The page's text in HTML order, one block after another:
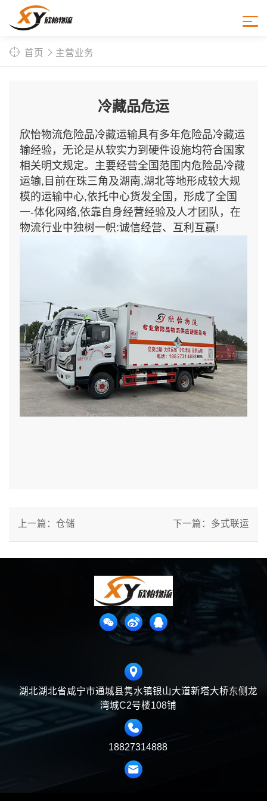
首页 主营业务
冷藏品危运
欣怡物流危险品冷藏运输具有多年危险品冷藏运
输经验，无论是从软实力到硬件设施均符合国家
相关明文规定。主要经营全国范围内危险品冷藏
运输,目前在珠三角及湖南,湖北等地形成较大规
模的运输中心,依托中心货发全国，形成了全国
一-体化网络,依靠自身经营经验及人才团队，在
物流行业中独树一帜:诚信经营、互利互赢!
上一篇：仓储 下一篇： 多式联运
湖北湖北省咸宁市通城县隽水镇银山大道新塔大桥东侧龙
湾城C2号楼108铺
18827314888